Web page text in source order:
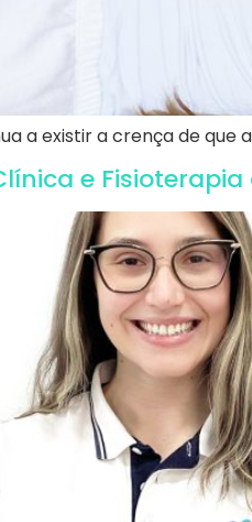
a existir a crença de
e